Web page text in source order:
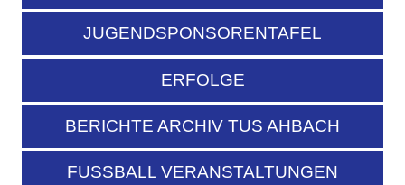
JUGENDSPONSORENTAFEL
ERFOLGE
BERICHTE ARCHIV TUS AHBACH
FUSSBALL VERANSTALTUNGEN